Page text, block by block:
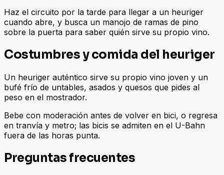
Haz el circuito por la tarde para llegar a un heuriger
cuando abre, y busca un manojo de ramas de pino
sobre la puerta para saber quién sirve su propio vino.
Costumbres y comida del heuriger
Un heuriger auténtico sirve su propio vino joven y un
bufé frío de untables, asados y quesos que pides al
peso en el mostrador.
Bebe con moderación antes de volver en bici, o regresa
en tranvía y metro; las bicis se admiten en el U-Bahn
fuera de las horas punta.
Preguntas frecuentes